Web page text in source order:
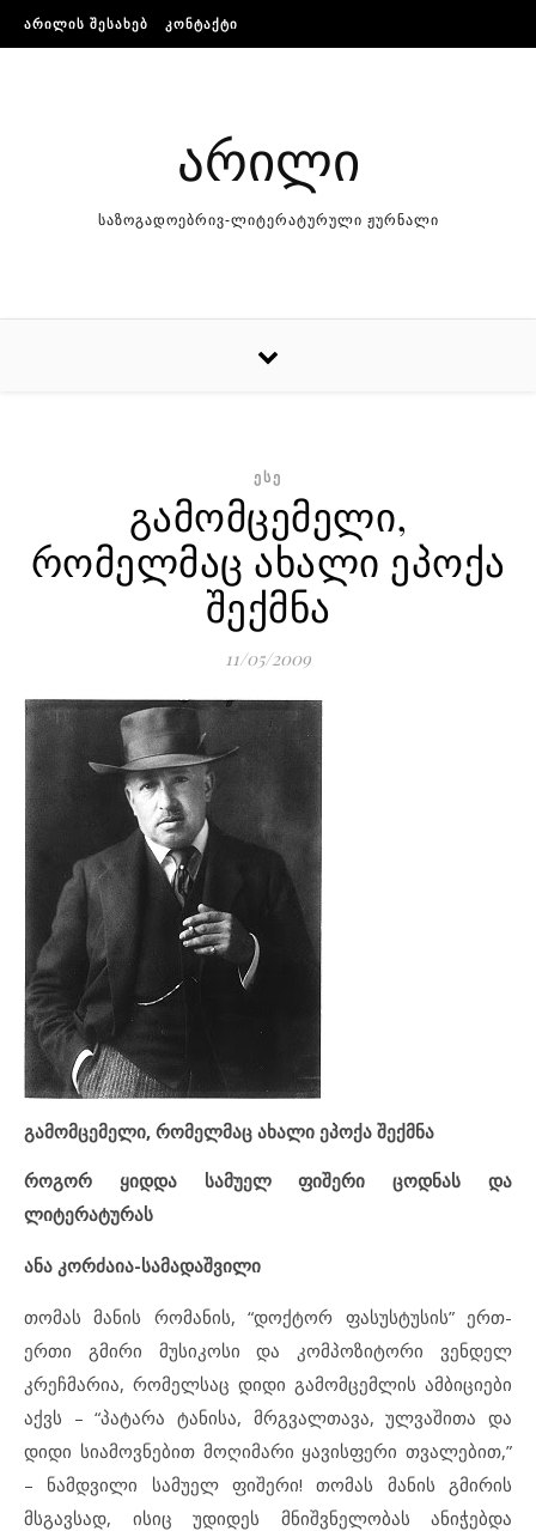
Skip to content
ᲐᲠᲘᲚᲘᲡ ᲨᲔᲡᲐᲮᲔᲑ ᲙᲝᲜᲢᲐᲥᲢᲘ
არილი
საზოგადოებრივ-ლიტერატურული ჟურნალი
ᲔᲡᲔ
გამომცემელი,
რომელმაც ახალი ეპოქა
შექმნა
11/05/2009
გამომცემელი, რომელმაც ახალი ეპოქა შექმნა
როგორ ყიდდა სამუელ ფიშერი ცოდნას და
ლიტერატურას
ანა კორძაია-სამადაშვილი
თომას მანის რომანის, “დოქტორ ფასუსტუსის” ერთ-
ერთი გმირი მუსიკოსი და კომპოზიტორი ვენდელ
კრეჩმარია, რომელსაც დიდი გამომცემლის ამბიციები
აქვს – “პატარა ტანისა, მრგვალთავა, ულვაშითა და
დიდი სიამოვნებით მოღიმარი ყავისფერი თვალებით,”
– ნამდვილი სამუელ ფიშერი! თომას მანის გმირის
მსგავსად, ისიც უდიდეს მნიშვნელობას ანიჭებდა